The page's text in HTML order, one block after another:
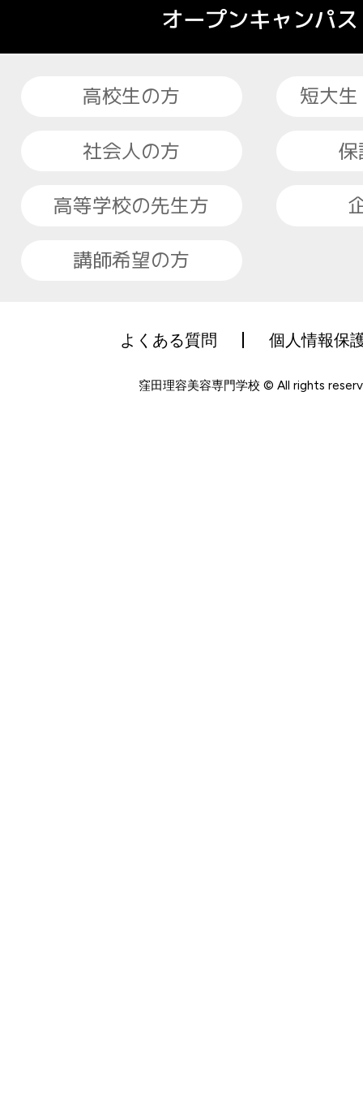
オープンキャンパス
高校生の方
短大
社会人の方
高等学校の先生方
講師希望の方
よくある質問 個人情報保
窪田理容美容専門学校 © All rights